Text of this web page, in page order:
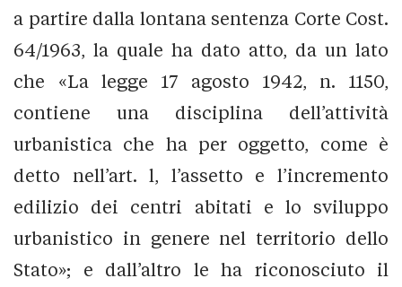
a partire dalla lontana sentenza Corte Cost.
64/1963, la quale ha dato atto, da un lato
che «La legge 17 agosto 1942, n. 1150,
contiene una disciplina dell’attività
urbanistica che ha per oggetto, come è
detto nell’art. l, l’assetto e l’incremento
edilizio dei centri abitati e lo sviluppo
urbanistico in genere nel territorio dello
Stato»; e dall’altro le ha riconosciuto il